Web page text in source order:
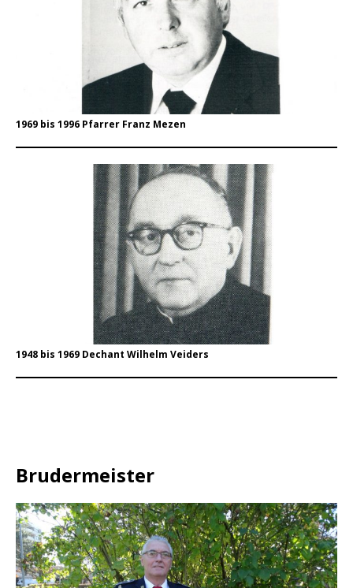
1969 bis 1996 Pfarrer Franz Mezen
1948 bis 1969 Dechant Wilhelm Veiders
Brudermeister